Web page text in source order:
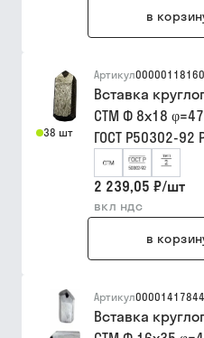
в
38 шт
Артикул00000118160
Вставка
СТМ Ф 8х18
ГОСТ Р50302-92
2 239,05 ₽/шт
вкл ндс
в
Артикул00001417844
Вставка